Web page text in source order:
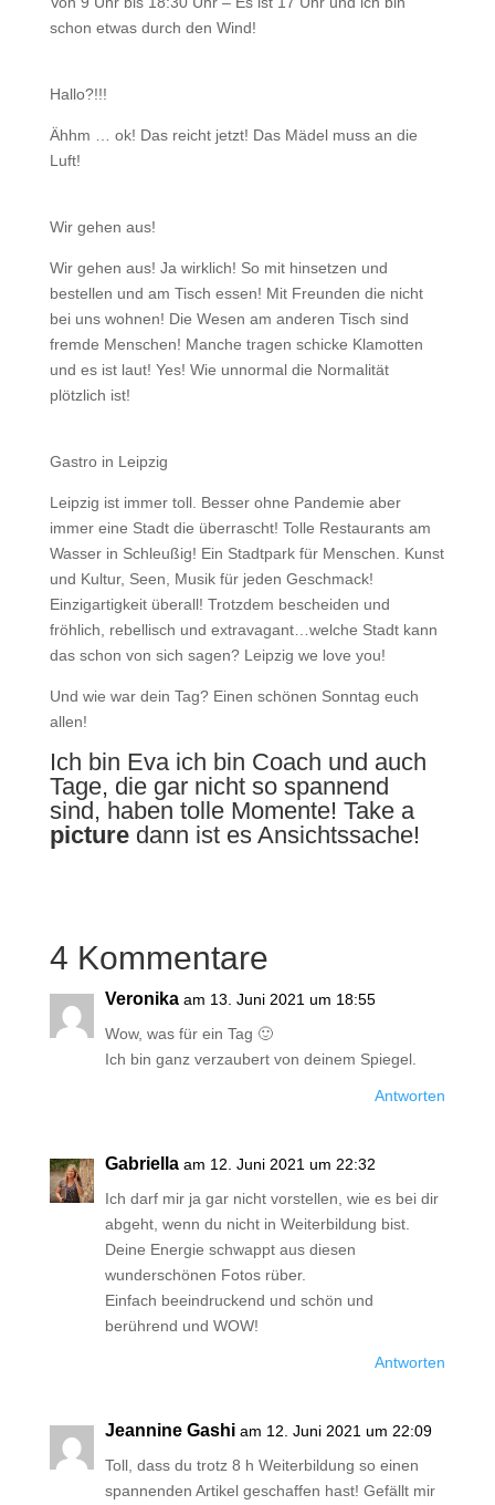
schon etwas durch den Wind!
Hallo?!!!
Ähhm … ok! Das reicht jetzt! Das Mädel muss an die
Luft!
Wir gehen aus!
Wir gehen aus! Ja wirklich! So mit hinsetzen und
bestellen und am Tisch essen! Mit Freunden die nicht
bei uns wohnen! Die Wesen am anderen Tisch sind
fremde Menschen! Manche tragen schicke Klamotten
und es ist laut! Yes! Wie unnormal die Normalität
plötzlich ist!
Gastro in Leipzig
Leipzig ist immer toll. Besser ohne Pandemie aber
immer eine Stadt die überrascht! Tolle Restaurants am
Wasser in Schleußig! Ein Stadtpark für Menschen. Kunst
und Kultur, Seen, Musik für jeden Geschmack!
Einzigartigkeit überall! Trotzdem bescheiden und
fröhlich, rebellisch und extravagant…welche Stadt kann
das schon von sich sagen? Leipzig we love you!
Und wie war dein Tag? Einen schönen Sonntag euch
allen!
Ich bin Eva ich bin Coach und auch
Tage, die gar nicht so spannend
sind, haben tolle Momente! Take a
picturedann ist es Ansichtssache!
4 Kommentare
Veronika am 13. Juni 2021 um 18:55
Wow, was für ein Tag 🙂
Ich bin ganz verzaubert von deinem Spiegel.
Antworten
Gabriella am 12. Juni 2021 um 22:32
Ich darf mir ja gar nicht vorstellen, wie es bei dir
abgeht, wenn du nicht in Weiterbildung bist.
Deine Energie schwappt aus diesen
wunderschönen Fotos rüber.
Einfach beeindruckend und schön und
berührend und WOW!
Antworten
Jeannine Gashi am 12. Juni 2021 um 22:09
Toll, dass du trotz 8 h Weiterbildung so einen
spannenden Artikel geschaffen hast! Gefällt mir